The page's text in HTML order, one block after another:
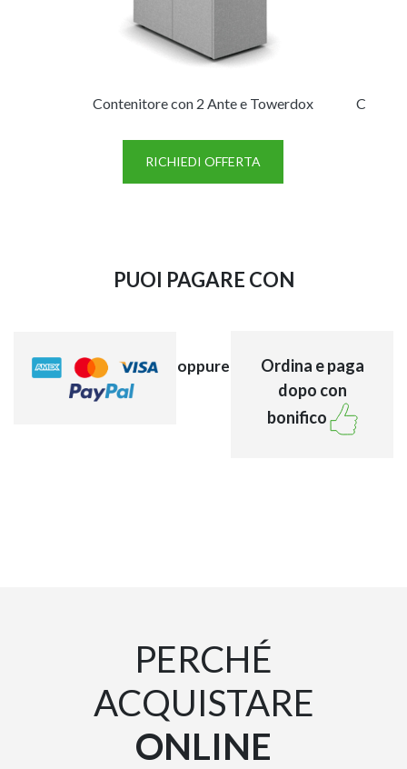
Contenitore con 2 Ante e Towerdox
RICHIEDI OFFERTA
PUOI PAGARE CON
oppure
Ordina e paga
dopo con
bonifico
PERCHÉ
ACQUISTARE
ONLINE